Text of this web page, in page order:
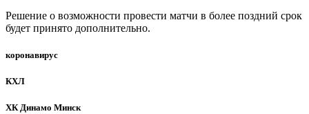
Решение о возможности провести матчи в более поздний срок
будет принято дополнительно.
коронавирус
КХЛ
ХК Динамо Минск